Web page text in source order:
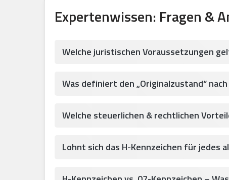
Expertenwissen: Fragen &
Welche juristischen Voraussetzungen
Was definiert den „Originalzustand“ nach
Welche steuerlichen & rechtlichen
Lohnt sich das H-Kennzeichen für jedes